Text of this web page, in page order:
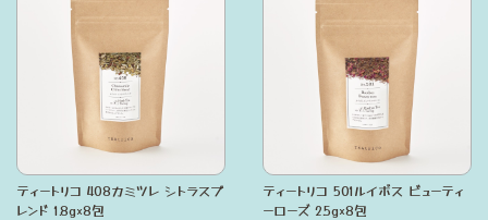
ティートリコ 408カミツレ シトラスブ
レンド 1.8g×8包
ティートリコ 501ルイボス ビューティ
ーローズ 2.5g×8包